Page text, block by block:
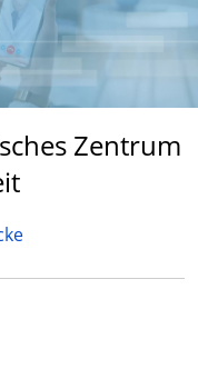
Zentrum